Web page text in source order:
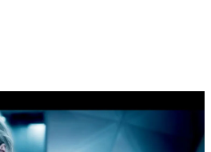
は面白い？
hamatsu氏がゲームの魅力を画面や操作の
解き明かしていく、硬派で骨太な評論連載